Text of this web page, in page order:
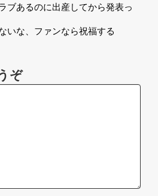
ブあるのに出産してから発表っ
いな、ファンなら祝福する
ぞ